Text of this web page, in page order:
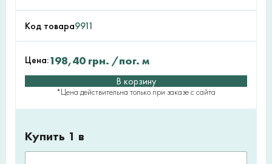
Код товара9911
Цена:198,40 грн. /пог. м
В корзину
*Цена действительна только при заказе с сайта
Купить 1 в